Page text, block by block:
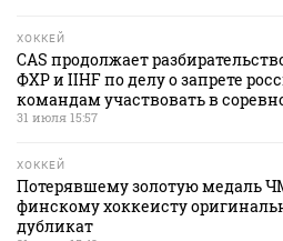
ХОККЕЙ
CAS продолжает
ФХР и IIHF по делу о запрете
командам участвовать в
31 июля 15:57
ХОККЕЙ
Потерявшему золотую медаль
финскому хоккеисту
дубликат